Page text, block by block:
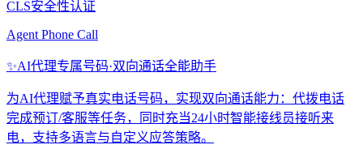
CLS安全性认证
Agent Phone Call
✨AI代理专属号码·双向通话全能助手
为AI代理赋予真实电话号码，实现双向通话能力：代拨电话
完成预订/客服等任务，同时充当24小时智能接线员接听来
电，支持多语言与自定义应答策略。